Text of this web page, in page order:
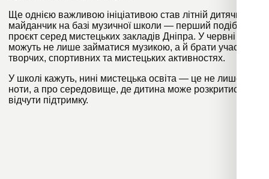
Ще однією важливою ініціативою став літній дитячий
майданчик на базі музичної школи — перший подібний
проєкт серед мистецьких закладів Дніпра. У червні діти
можуть не лише займатися музикою, а й брати участь у
творчих, спортивних та мистецьких активностях.
У школі кажуть, нині мистецька освіта — це не лише про
ноти, а про середовище, де дитина може розкритися та
відчути підтримку.